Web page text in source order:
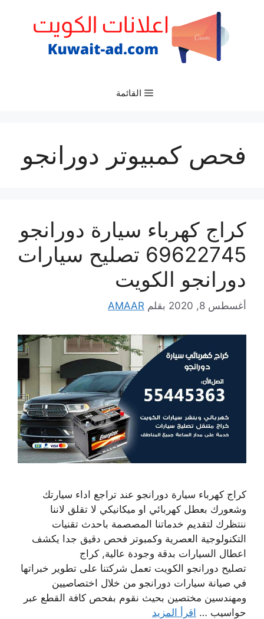
القائمة
فحص كمبيوتر دورانجو
كراج كهرباء سيارة دورانجو
69622745 تصليح سيارات
دورانجو الكويت
أغسطس 8, 2020 بقلم AMAAR
كراج كهرباء سيارة دورانجو عند تراجع اداء سيارتك
وشعورك بعطل كهربائي او ميكانيكي لا تقلق لاننا
ننتظرك لتقديم خدماتنا المصصمة باحدث تقنيات
التكنولوجية العصرية وكمبوتر فحص دقيق جدا يكشف
اعطال السيارات بدقة وجودة عالية, كراج
تصليح دورانجو الكويت تعمل شركتنا على تطوير خبراتها
في صيانة سيارات دورانجو من خلال اختصاصيين
ومهندسين مختصين بحيث نقوم بفحص كافة القطع عبر
حواسيب … اقرأ المزيد